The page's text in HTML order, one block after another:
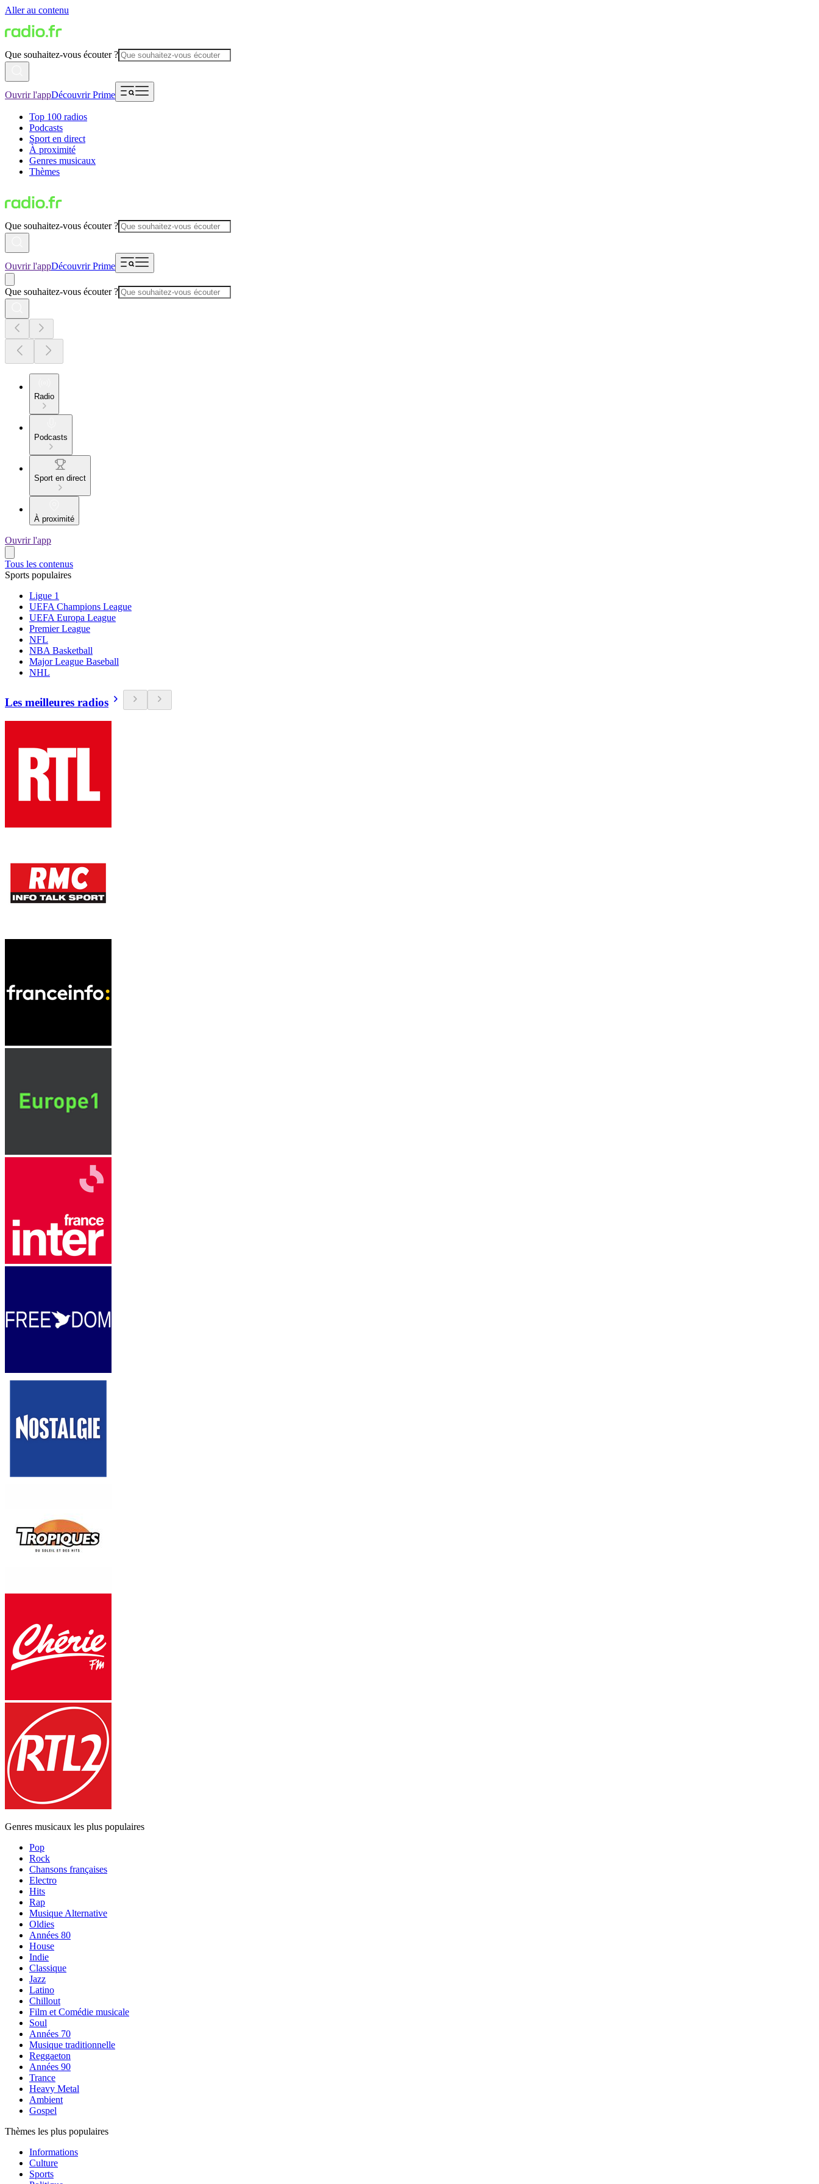
Aller au contenu
Que souhaitez-vous écouter ?
Ouvrir l'appDécouvrir Prime
Top 100 radios
Podcasts
Sport en direct
À proximité
Genres musicaux
Thèmes
Que souhaitez-vous écouter ?
Ouvrir l'appDécouvrir Prime
Que souhaitez-vous écouter ?
Radio
Podcasts
Sport en direct
À proximité
Ouvrir l'app
Tous les contenus
Sports populaires
Ligue 1
UEFA Champions League
UEFA Europa League
Premier League
NFL
NBA Basketball
Major League Baseball
NHL
Les meilleures radios
Genres musicaux les plus populaires
Pop
Rock
Chansons françaises
Electro
Hits
Rap
Musique Alternative
Oldies
Années 80
House
Indie
Classique
Jazz
Latino
Chillout
Film et Comédie musicale
Soul
Années 70
Musique traditionnelle
Reggaeton
Années 90
Trance
Heavy Metal
Ambient
Gospel
Thèmes les plus populaires
Informations
Culture
Sports